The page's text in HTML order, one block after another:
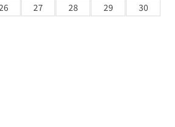
27 28 29
30